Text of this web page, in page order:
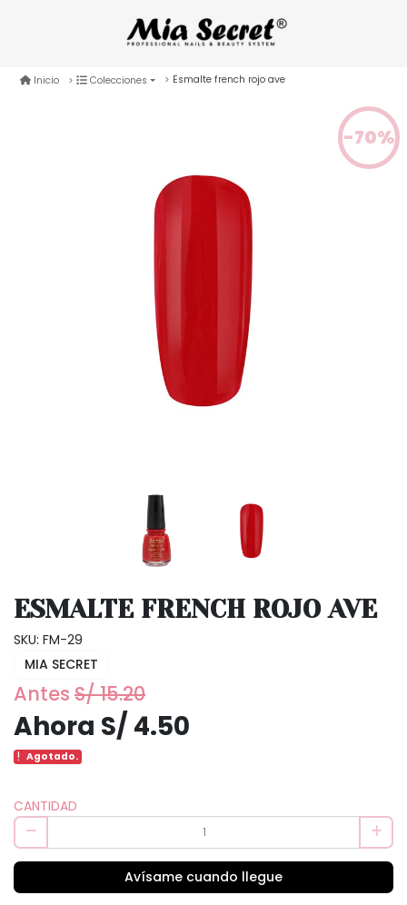
Inicio Colecciones Esmalte french rojo ave
-70%
ESMALTE FRENCH ROJO AVE
SKU: FM-29
MIA SECRET
Antes S/ 15.20
Ahora S/ 4.50
Agotado.
CANTIDAD
Avísame cuando llegue